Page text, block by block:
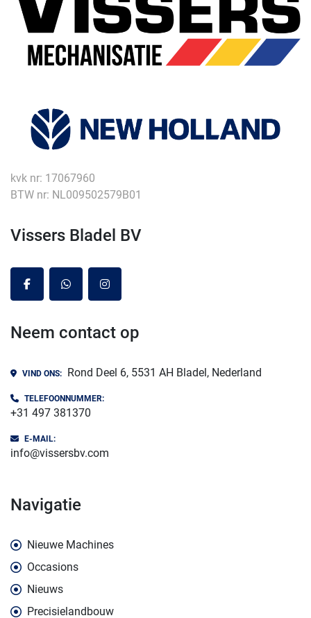
kvk nr: 17067960
BTW nr: NL009502579B01
Vissers Bladel BV
facebookwhatsappinstagram
Neem contact op
VIND ONS: Rond Deel 6, 5531 AH Bladel, Nederland
TELEFOONNUMMER:
+31 497 381370
E-MAIL:
info@vissersbv.com
navigatie
Nieuwe Machines
Occasions
Nieuws
Precisielandbouw